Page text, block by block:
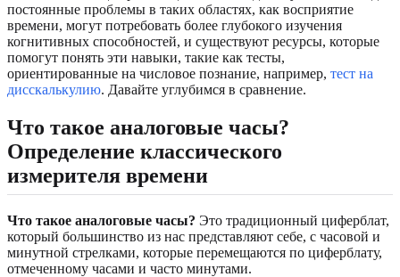
постоянные проблемы в таких областях, как восприятие
времени, могут потребовать более глубокого изучения
когнитивных способностей, и существуют ресурсы, которые
помогут понять эти навыки, такие как тесты,
ориентированные на числовое познание, например, тест на
дисскалькулию. Давайте углубимся в сравнение.
Что такое аналоговые часы?
Определение классического
измерителя времени
Что такое аналоговые часы? Это традиционный циферблат,
который большинство из нас представляют себе, с часовой и
минутной стрелками, которые перемещаются по циферблату,
отмеченному часами и часто минутами.